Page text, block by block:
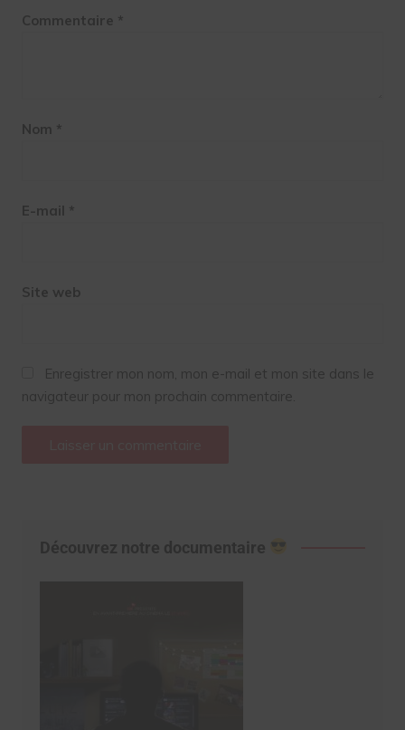
Commentaire *
Nom *
E-mail *
Site web
Enregistrer mon nom, mon e-mail et mon site dans le
navigateur pour mon prochain commentaire.
Découvrez notre documentaire